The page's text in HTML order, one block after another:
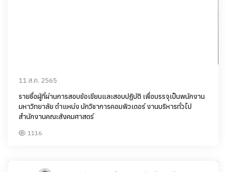
11 ส.ค. 2565
รายชื่อผู้ที่ผ่านการสอบข้อเขียนและสอบปฏิบัติ เพื่อบรรจุเป็นพนักงาน
มหาวิทยาลัย ตำแหน่ง นักวิชาการคอมพิวเตอร์ งานบริหารทั่วไป
สำนักงานคณะสังคมศาสตร์
1116